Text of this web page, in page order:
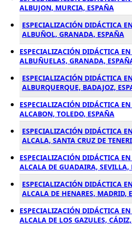
ALBUJON, MURCIA, ESPAÑA
ESPECIALIZACIÓN DIDÁCTICA
ALBUÑOL, GRANADA, ESPAÑA
ESPECIALIZACIÓN DIDÁCTICA
ALBUÑUELAS, GRANADA,
ESPECIALIZACIÓN DIDÁCTICA
ALBURQUERQUE, BADAJOZ,
ESPECIALIZACIÓN DIDÁCTICA
ALCABON, TOLEDO, ESPAÑA
ESPECIALIZACIÓN DIDÁCTICA
ALCALA, SANTA CRUZ DE
ESPECIALIZACIÓN DIDÁCTICA
ALCALA DE GUADAIRA, SEVILLA,
ESPECIALIZACIÓN DIDÁCTICA
ALCALA DE HENARES, MADRID,
ESPECIALIZACIÓN DIDÁCTICA
ALCALA DE LOS GAZULES,